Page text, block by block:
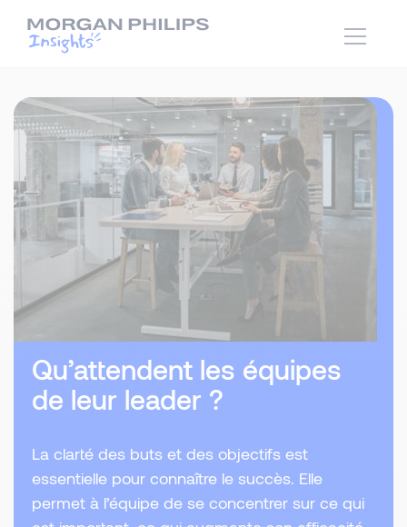
Qu’attendent les équipes
de leur leader ?
La clarté des buts et des objectifs est
essentielle pour connaître le succès. Elle
permet à l’équipe de se concentrer sur ce qui